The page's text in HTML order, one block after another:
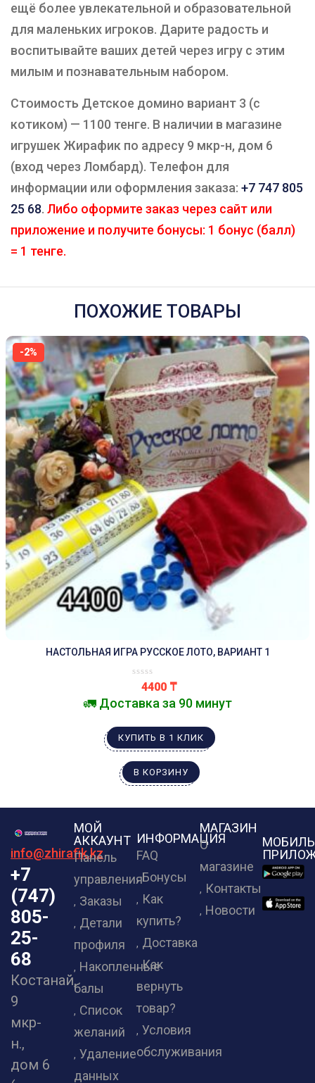
ещё более увлекательной и образовательной
для маленьких игроков. Дарите радость и
воспитывайте ваших детей через игру с этим
милым и познавательным набором.
Стоимость Детское домино вариант 3 (с
котиком) — 1100 тенге. В наличии в магазине
игрушек Жирафик по адресу 9 мкр-н, дом 6
(вход через Ломбард). Телефон для
информации или оформления заказа: +7 747 805
25 68. Либо оформите заказ через сайт или
приложение и получите бонусы: 1 бонус (балл)
= 1 тенге.
ПОХОЖИЕ ТОВАРЫ
-2%
НАСТОЛЬНАЯ ИГРА РУССКОЕ ЛОТО, ВАРИАНТ 1
4400 ₸
🚛 Доставка за 90 минут
КУПИТЬ В 1 КЛИК
В КОРЗИНУ
info@zhirafik.kz
+7
(747)
805-
25-
68
Костанай,
9
мкр-
н.,
дом 6
МОЙ
АККАУНТ
Панель
управления
Заказы
Детали
профиля
Накопленные
балы
Список
желаний
Удаление
данных
ИНФОРМАЦИЯ
FAQ
Бонусы
Как
купить?
Доставка
Как
вернуть
товар?
Условия
обслуживания
МАГАЗИН
О
магазине
Контакты
Новости